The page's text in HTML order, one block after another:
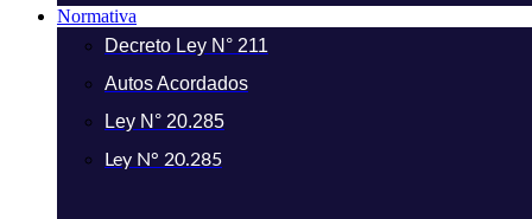
Normativa
Decreto Ley N° 211
Autos Acordados
Ley N° 20.285
Ley N° 20.285